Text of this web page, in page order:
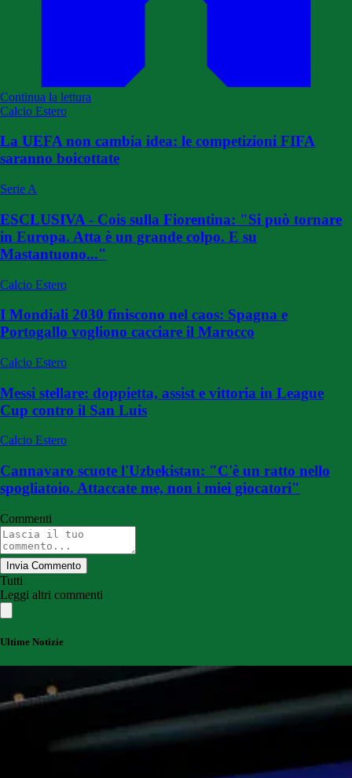
Continua la lettura
Calcio Estero
La UEFA non cambia idea: le competizioni FIFA
saranno boicottate
Serie A
ESCLUSIVA - Cois sulla Fiorentina: "Si può tornare
in Europa. Atta è un grande colpo. E su
Mastantuono..."
Calcio Estero
I Mondiali 2030 finiscono nel caos: Spagna e
Portogallo vogliono cacciare il Marocco
Calcio Estero
Messi stellare: doppietta, assist e vittoria in League
Cup contro il San Luis
Calcio Estero
Cannavaro scuote l'Uzbekistan: "C'è un ratto nello
spogliatoio. Attaccate me, non i miei giocatori"
Commenti
Invia Commento
Tutti
Leggi altri commenti
Ultime Notizie